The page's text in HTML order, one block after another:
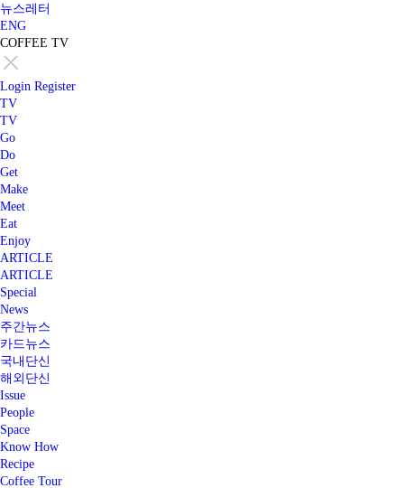
뉴스레터
ENG
COFFEE TV
Login Register
TV
TV
Go
Do
Get
Make
Meet
Eat
Enjoy
ARTICLE
ARTICLE
Special
News
주간뉴스
카드뉴스
국내단신
해외단신
Issue
People
Space
Know How
Recipe
Coffee Tour